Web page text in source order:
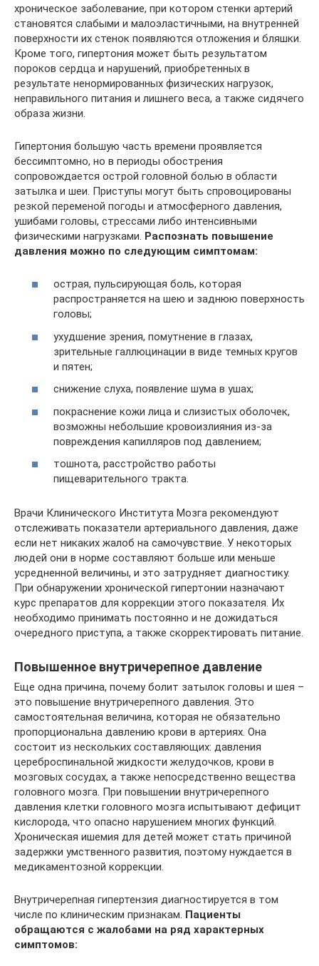
хроническое заболевание, при котором стенки артерий
становятся слабыми и малоэластичными, на внутренней
поверхности их стенок появляются отложения и бляшки.
Кроме того, гипертония может быть результатом
пороков сердца и нарушений, приобретенных в
результате ненормированных физических нагрузок,
неправильного питания и лишнего веса, а также сидячего
образа жизни.
Гипертония большую часть времени проявляется
бессимптомно, но в периоды обострения
сопровождается острой головной болью в области
затылка и шеи. Приступы могут быть спровоцированы
резкой переменой погоды и атмосферного давления,
ушибами головы, стрессами либо интенсивными
физическими нагрузками. Распознать повышение
давления можно по следующим симптомам:
острая, пульсирующая боль, которая
распространяется на шею и заднюю поверхность
головы;
ухудшение зрения, помутнение в глазах,
зрительные галлюцинации в виде темных кругов
и пятен;
снижение слуха, появление шума в ушах;
покраснение кожи лица и слизистых оболочек,
возможны небольшие кровоизлияния из-за
повреждения капилляров под давлением;
тошнота, расстройство работы
пищеварительного тракта.
Врачи Клинического Института Мозга рекомендуют
отслеживать показатели артериального давления, даже
если нет никаких жалоб на самочувствие. У некоторых
людей они в норме составляют больше или меньше
усредненной величины, и это затрудняет диагностику.
При обнаружении хронической гипертонии назначают
курс препаратов для коррекции этого показателя. Их
необходимо принимать постоянно и не дожидаться
очередного приступа, а также скорректировать питание.
Повышенное внутричерепное давление
Еще одна причина, почему болит затылок головы и шея –
это повышение внутричерепного давления. Это
самостоятельная величина, которая не обязательно
пропорциональна давлению крови в артериях. Она
состоит из нескольких составляющих: давления
цереброспинальной жидкости желудочков, крови в
мозговых сосудах, а также непосредственно вещества
головного мозга. При повышении внутричерепного
давления клетки головного мозга испытывают дефицит
кислорода, что опасно нарушением многих функций.
Хроническая ишемия для детей может стать причиной
задержки умственного развития, поэтому нуждается в
медикаментозной коррекции.
Внутричерепная гипертензия диагностируется в том
числе по клиническим признакам. Пациенты
обращаются с жалобами на ряд характерных
симптомов: